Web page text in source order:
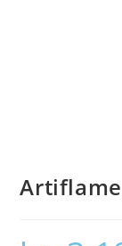
Artiflame